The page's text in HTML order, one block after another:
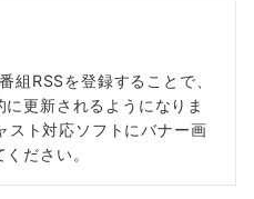
組RSSを登録することで、
更新されるようになりま
スト対応ソフトにバナー画
ださい。